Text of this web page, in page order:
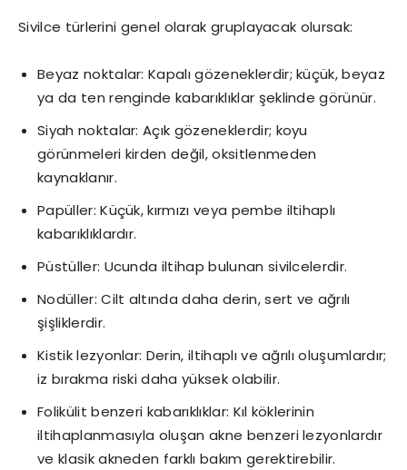
Sivilce türlerini genel olarak gruplayacak olursak:
Beyaz noktalar: Kapalı gözeneklerdir; küçük, beyaz
ya da ten renginde kabarıklıklar şeklinde görünür.
Siyah noktalar: Açık gözeneklerdir; koyu
görünmeleri kirden değil, oksitlenmeden
kaynaklanır.
Papüller: Küçük, kırmızı veya pembe iltihaplı
kabarıklıklardır.
Püstüller: Ucunda iltihap bulunan sivilcelerdir.
Nodüller: Cilt altında daha derin, sert ve ağrılı
şişliklerdir.
Kistik lezyonlar: Derin, iltihaplı ve ağrılı oluşumlardır;
iz bırakma riski daha yüksek olabilir.
Folikülit benzeri kabarıklıklar: Kıl köklerinin
iltihaplanmasıyla oluşan akne benzeri lezyonlardır
ve klasik akneden farklı bakım gerektirebilir.